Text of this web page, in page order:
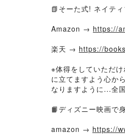
📗そーた式! ネイテ
Amazon → https://
楽天 → https://
※体得をしていただ
に立てますよう心か
なりますように...全
📙ディズニー映画で
amazon → https://